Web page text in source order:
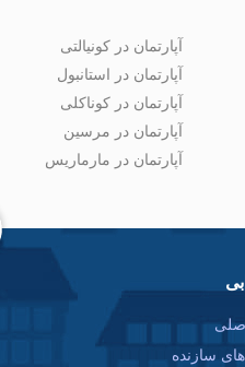
آپارتمان در کونیالتی
آپارتمان در استانبول
آپارتمان در کوناکلی
آپارتمان در مرسین
آپارتمان در مارماریس
سازنده